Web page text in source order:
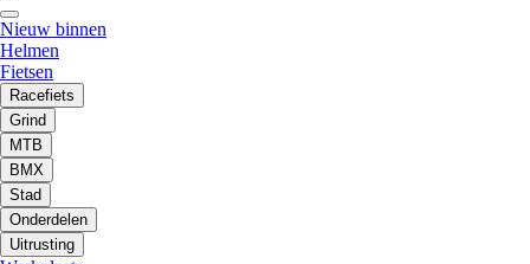
Nieuw binnen
Helmen
Fietsen
Racefiets
Grind
MTB
BMX
Stad
Onderdelen
Uitrusting